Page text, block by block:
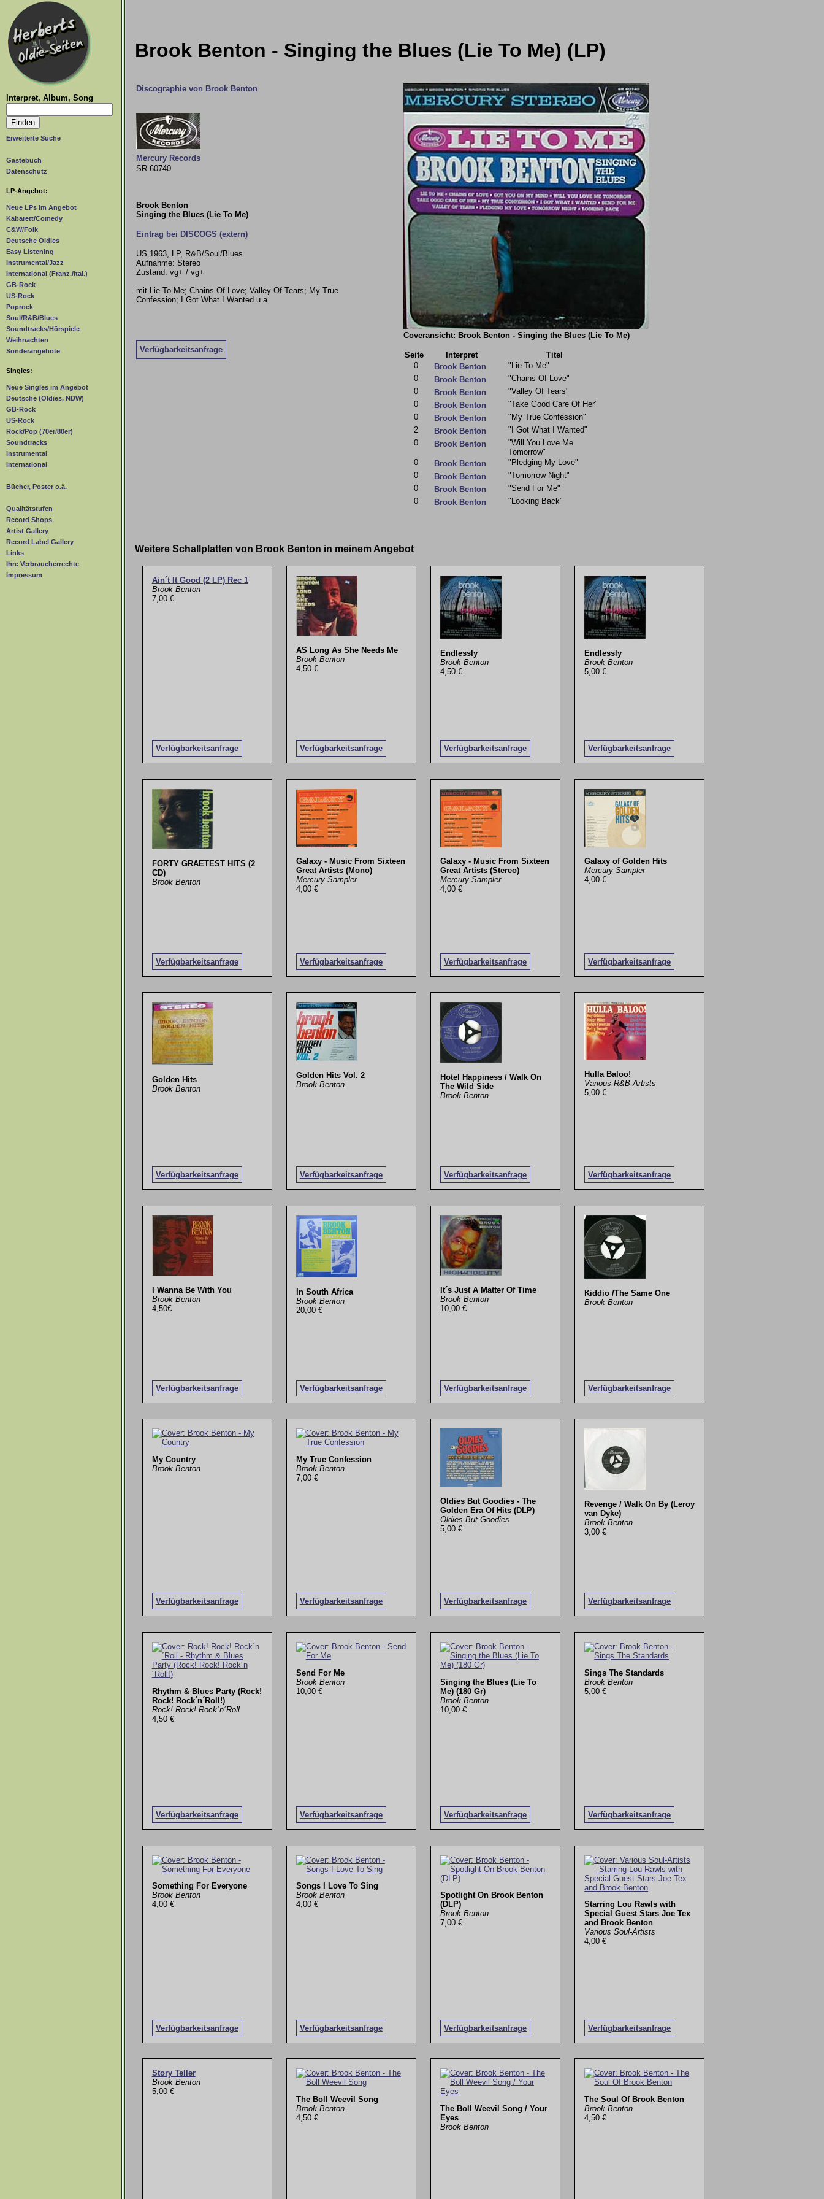
Interpret, Album, Song
Erweiterte Suche
Gästebuch
Datenschutz
LP-Angebot:
Neue LPs im Angebot
Kabarett/Comedy
C&W/Folk
Deutsche Oldies
Easy Listening
Instrumental/Jazz
International (Franz./Ital.)
GB-Rock
US-Rock
Poprock
Soul/R&B/Blues
Soundtracks/Hörspiele
Weihnachten
Sonderangebote
Singles:
Neue Singles im Angebot
Deutsche (Oldies, NDW)
GB-Rock
US-Rock
Rock/Pop (70er/80er)
Soundtracks
Instrumental
International
Bücher, Poster o.ä.
Qualitätstufen
Record Shops
Artist Gallery
Record Label Gallery
Links
Ihre Verbraucherrechte
Impressum
Brook Benton - Singing the Blues (Lie To Me) (LP)
Discographie von Brook Benton
Mercury Records
SR 60740
Brook Benton
Singing the Blues (Lie To Me)
Eintrag bei DISCOGS (extern)
US 1963, LP, R&B/Soul/Blues
Aufnahme: Stereo
Zustand: vg+ / vg+
mit Lie To Me; Chains Of Love; Valley Of Tears; My True
Confession; I Got What I Wanted u.a.
Verfügbarkeitsanfrage
Coveransicht: Brook Benton - Singing the Blues (Lie To Me)
Seite Interpret
Titel
0
Brook Benton
"Lie To Me"
0
Brook Benton
"Chains Of Love"
0
Brook Benton
"Valley Of Tears"
0
Brook Benton
"Take Good Care Of Her"
0
Brook Benton
"My True Confession"
2
Brook Benton
"I Got What I Wanted"
0
Brook Benton
"Will You Love Me
Tomorrow"
0
Brook Benton
"Pledging My Love"
0
Brook Benton
"Tomorrow Night"
0
Brook Benton
"Send For Me"
0
Brook Benton "Looking Back"
Weitere Schallplatten von Brook Benton in meinem Angebot
Ain´t It Good (2 LP) Rec 1
Brook Benton
7,00 €
Verfügbarkeitsanfrage
AS Long As She Needs Me
Brook Benton
4,50 €
Verfügbarkeitsanfrage
Endlessly
Brook Benton
4,50 €
Verfügbarkeitsanfrage
Endlessly
Brook Benton
5,00 €
Verfügbarkeitsanfrage
FORTY GRAETEST HITS (2
CD)
Brook Benton
Verfügbarkeitsanfrage
Galaxy - Music From Sixteen
Great Artists (Mono)
Mercury Sampler
4,00 €
Verfügbarkeitsanfrage
Galaxy - Music From Sixteen
Great Artists (Stereo)
Mercury Sampler
4,00 €
Verfügbarkeitsanfrage
Galaxy of Golden Hits
Mercury Sampler
4,00 €
Verfügbarkeitsanfrage
Golden Hits
Brook Benton
Verfügbarkeitsanfrage
Golden Hits Vol. 2
Brook Benton
Verfügbarkeitsanfrage
Hotel Happiness / Walk On
The Wild Side
Brook Benton
Verfügbarkeitsanfrage
Hulla Baloo!
Various R&B-Artists
5,00 €
Verfügbarkeitsanfrage
I Wanna Be With You
Brook Benton
4,50€
Verfügbarkeitsanfrage
In South Africa
Brook Benton
20,00 €
Verfügbarkeitsanfrage
It´s Just A Matter Of Time
Brook Benton
10,00 €
Verfügbarkeitsanfrage
Kiddio /The Same One
Brook Benton
Verfügbarkeitsanfrage
My Country
Brook Benton
Verfügbarkeitsanfrage
My True Confession
Brook Benton
7,00 €
Verfügbarkeitsanfrage
Oldies But Goodies - The
Golden Era Of Hits (DLP)
Oldies But Goodies
5,00 €
Verfügbarkeitsanfrage
Revenge / Walk On By (Leroy
van Dyke)
Brook Benton
3,00 €
Verfügbarkeitsanfrage
Rhythm & Blues Party (Rock!
Rock! Rock´n´Roll!)
Rock! Rock! Rock´n´Roll
4,50 €
Verfügbarkeitsanfrage
Send For Me
Brook Benton
10,00 €
Verfügbarkeitsanfrage
Singing the Blues (Lie To
Me) (180 Gr)
Brook Benton
10,00 €
Verfügbarkeitsanfrage
Sings The Standards
Brook Benton
5,00 €
Verfügbarkeitsanfrage
Something For Everyone
Brook Benton
4,00 €
Verfügbarkeitsanfrage
Songs I Love To Sing
Brook Benton
4,00 €
Verfügbarkeitsanfrage
Spotlight On Brook Benton
(DLP)
Brook Benton
7,00 €
Verfügbarkeitsanfrage
Starring Lou Rawls with
Special Guest Stars Joe Tex
and Brook Benton
Various Soul-Artists
4,00 €
Verfügbarkeitsanfrage
Story Teller
Brook Benton
5,00 €
The Boll Weevil Song
Brook Benton
4,50 €
The Boll Weevil Song / Your
Eyes
Brook Benton
The Soul Of Brook Benton
Brook Benton
4,50 €